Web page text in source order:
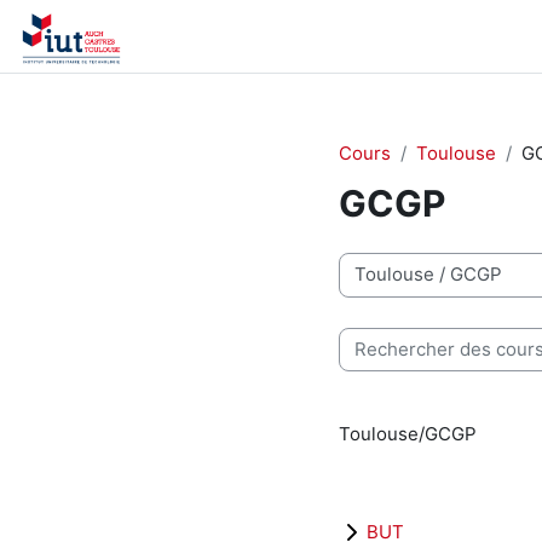
Passer au contenu principal
Cours Toulouse
GCGP
Catégories de cours
Rechercher des cours
Toulouse/GCGP
BUT